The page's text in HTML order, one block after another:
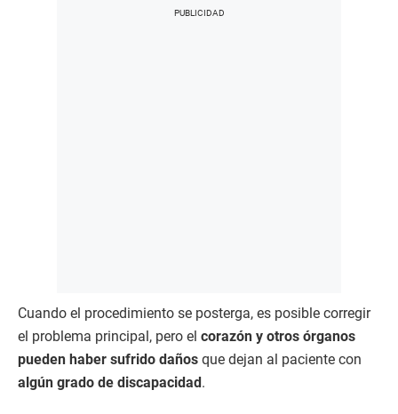
Cuando el procedimiento se posterga, es posible corregir
el problema principal, pero el corazón y otros órganos
pueden haber sufrido daños que dejan al paciente con
algún grado de discapacidad .